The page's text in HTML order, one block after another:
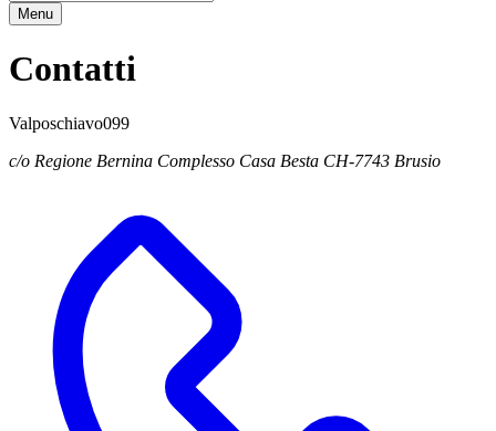
Menu
Contatti
Valposchiavo099
c/o Regione Bernina Complesso Casa Besta CH-7743 Brusio